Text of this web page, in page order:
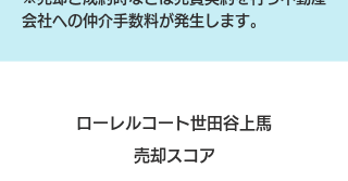
会社への仲介手数料が発生します。
ローレルコート世田谷上馬
売却スコア